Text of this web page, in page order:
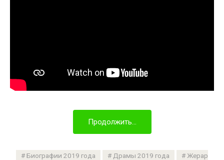
Продолжить...
Биографии 2019 года Драмы 2019 года
Жерар